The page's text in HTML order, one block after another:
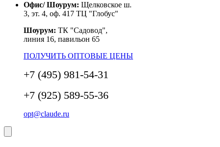
Офис/ Шоурум: Щелковское ш.
3, эт. 4, оф. 417 ТЦ "Глобус"
Шоурум: ТК "Садовод",
линия 16, павильон 65
ПОЛУЧИТЬ ОПТОВЫЕ ЦЕНЫ
+7 (495) 981-54-31
+7 (925) 589-55-36
opt@claude.ru